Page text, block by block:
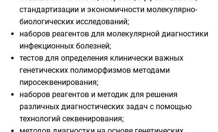
стандартизации и экономичности молекулярно-
биологических исследований;
наборов реагентов для молекулярной диагностики
инфекционных болезней;
тестов для определения клинически важных
генетических полиморфизмов методами
пиросеквенирования;
наборов реагентов и методик для решения
различных диагностических задач с помощью
технологий секвенирования;